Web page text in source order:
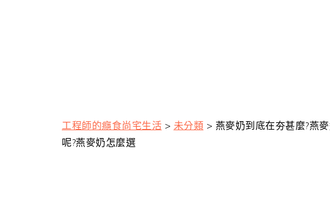
工程師的癮食尚宅生活 > 未分類 > 燕麥奶到底在夯甚麼?燕
呢?燕麥奶怎麼選